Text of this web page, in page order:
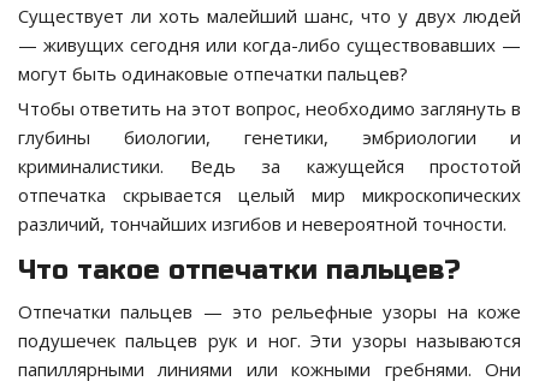
Существует ли хоть малейший шанс, что у двух людей
— живущих сегодня или когда-либо существовавших —
могут быть одинаковые отпечатки пальцев?
Чтобы ответить на этот вопрос, необходимо заглянуть в
глубины биологии, генетики, эмбриологии и
криминалистики. Ведь за кажущейся простотой
отпечатка скрывается целый мир микроскопических
различий, тончайших изгибов и невероятной точности.
Что такое отпечатки пальцев?
Отпечатки пальцев — это рельефные узоры на коже
подушечек пальцев рук и ног. Эти узоры называются
папиллярными линиями или кожными гребнями. Они